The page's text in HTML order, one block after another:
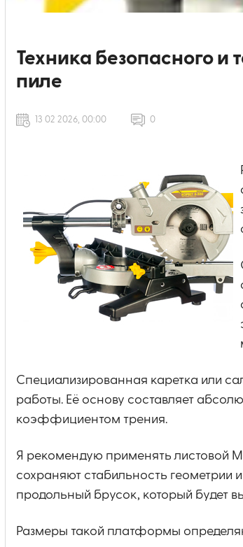
Техника безопасного и
пиле
13 02 2026, 00:00 0
Специализированная каретка или
работы. Её основу составляет
коэффициентом трения.
Я рекомендую применять листовой
сохраняют стабильность геометрии
продольный брусок, который будет
Размеры такой платформы